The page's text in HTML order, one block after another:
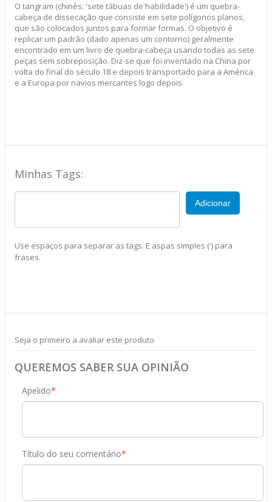
O tangram (chinês: 'sete tábuas de habilidade') é um quebra-
cabeça de dissecação que consiste em sete polígonos planos,
que são colocados juntos para formar formas. O objetivo é
replicar um padrão (dado apenas um contorno) geralmente
encontrado em um livro de quebra-cabeça usando todas as sete
peças sem sobreposição. Diz-se que foi inventado na China por
volta do final do século 18 e depois transportado para a América
e a Europa por navios mercantes logo depois.
Minhas Tags:
Adicionar
Use espaços para separar as tags. E aspas simples (') para
frases.
Seja o primeiro a avaliar este produto
QUEREMOS SABER SUA OPINIÃO
*
Apelido
*
Título do seu comentário